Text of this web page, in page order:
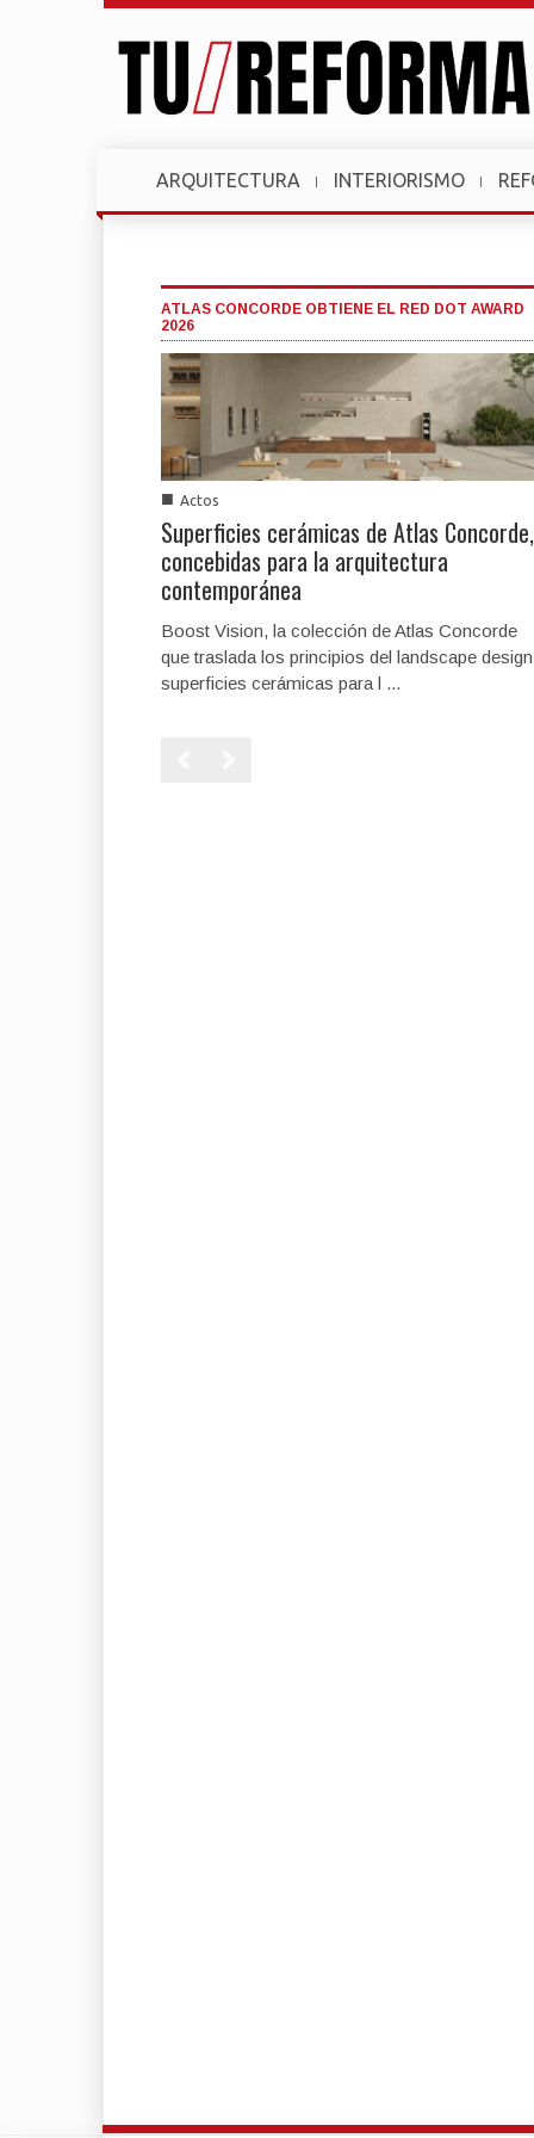
ARQUITECTURA INTERIORISMO
ATLAS CONCORDE OBTIENE EL RED DOT AWARD
2026
■ Actos
Superficies cerámicas de Atlas Concorde,
concebidas para la arquitectura
contemporánea
Boost Vision, la colección de Atlas Concorde
que traslada los principios del landscape
superficies cerámicas para l ...